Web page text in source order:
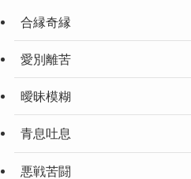
合縁奇縁
愛別離苦
曖昧模糊
青息吐息
悪戦苦闘